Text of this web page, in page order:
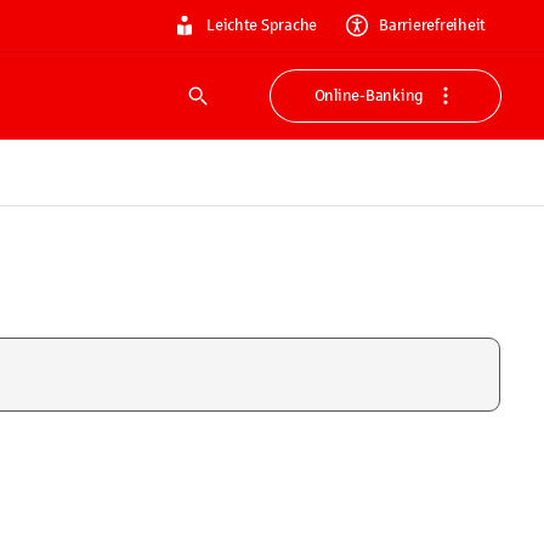
Leichte Sprache Barrierefreiheit
Suche
Online-Banking